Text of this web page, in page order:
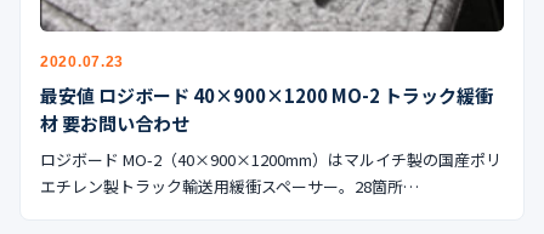
2020.07.23
最安値 ロジボード 40×900×1200 MO-2 トラック緩衝
材 要お問い合わせ
ロジボード MO-2（40×900×1200mm）はマルイチ製の国産ポリ
エチレン製トラック輸送用緩衝スペーサー。28箇所…